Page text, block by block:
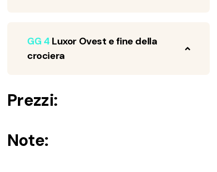
GG 4 Luxor Ovest e fine della
crociera
Prezzi:
Note: